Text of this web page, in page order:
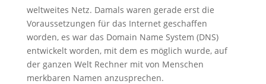
weltweites Netz. Damals waren gerade erst die
Voraussetzungen für das Internet geschaffen
worden, es war das Domain Name System (DNS)
entwickelt worden, mit dem es möglich wurde, auf
der ganzen Welt Rechner mit von Menschen
merkbaren Namen anzusprechen.